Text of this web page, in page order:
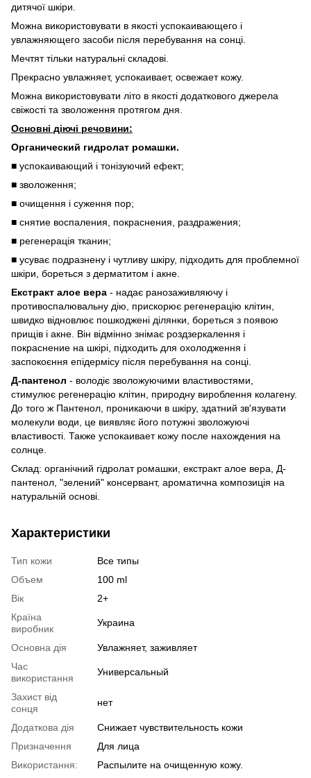
дитячої шкіри.
Можна використовувати в якості успокаивающего і
увлажняющего засоби після перебування на сонці.
Мечтят тільки натуральні складові.
Прекрасно увлажняет, успокаивает, освежает кожу.
Можна використовувати літо в якості додаткового джерела
свіжості та зволоження протягом дня.
Основні діючі речовини:
Органический гидролат ромашки.
■ успокаивающий і тонізуючий ефект;
■ зволоження;
■ очищення і суження пор;
■ снятие воспаления, покраснения, раздражения;
■ регенерація тканин;
■ усуває подразнену і чутливу шкіру, підходить для проблемної
шкіри, бореться з дерматитом і акне.
Екстракт алое вера - надає ранозаживляючу і
противоспалювальну дію, прискорює регенерацію клітин,
швидко відновлює пошкоджені ділянки, бореться з появою
прищів і акне. Він відмінно знімає роздзеркалення і
покраснение на шкірі, підходить для охолодження і
заспокоєння епідермісу після перебування на сонці.
Д-пантенол - володіє зволожуючими властивостями,
стимулює регенерацію клітин, природну вироблення колагену.
До того ж Пантенол, проникаючи в шкіру, здатний зв'язувати
молекули води, це виявляє його потужні зволожуючі
властивості. Также успокаивает кожу после нахождения на
солнце.
Склад: органічний гідролат ромашки, екстракт алое вера, Д-
пантенол, "зелений" консервант, ароматична композиція на
натуральній основі.
Характеристики
Тип кожи
Все типы
Объем
100 ml
Вік
2+
Країна
виробник
Украина
Основна дія
Увлажняет, заживляет
Час
використання
Универсальный
Захист від
сонця
нет
Додаткова дія
Снижает чувствительность кожи
Призначення
Для лица
Використання:
Распылите на очищенную кожу.